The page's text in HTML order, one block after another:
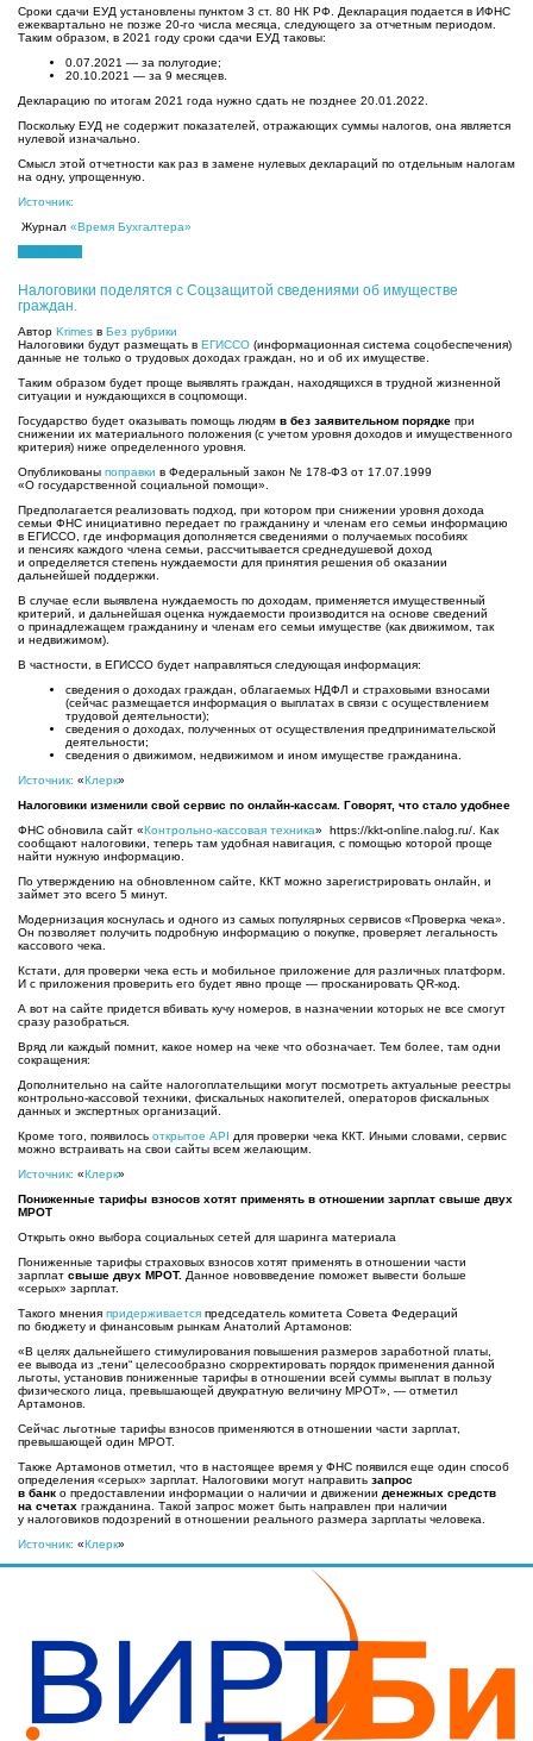
Сроки сдачи ЕУД установлены пунктом 3 ст. 80 НК РФ. Декларация подается в ИФНС
ежеквартально не позже 20-го числа месяца, следующего за отчетным периодом.
Таким образом, в 2021 году сроки сдачи ЕУД таковы:
0.07.2021 — за полугодие;
20.10.2021 — за 9 месяцев.
Декларацию по итогам 2021 года нужно сдать не позднее 20.01.2022.
Поскольку ЕУД не содержит показателей, отражающих суммы налогов, она является
нулевой изначально.
Смысл этой отчетности как раз в замене нулевых деклараций по отдельным налогам
на одну, упрощенную.
Источник:
Журнал «Время Бухгалтера»
Налоговики поделятся с Соцзащитой сведениями об имуществе
граждан.
Автор Krimes в Без рубрики
Налоговики будут размещать в ЕГИССО (информационная система соцобеспечения)
данные не только о трудовых доходах граждан, но и об их имуществе.
Таким образом будет проще выявлять граждан, находящихся в трудной жизненной
ситуации и нуждающихся в соцпомощи.
Государство будет оказывать помощь людям в без заявительном порядке при
снижении их материального положения (с учетом уровня доходов и имущественного
критерия) ниже определенного уровня.
Опубликованы поправки в Федеральный закон № 178-ФЗ от 17.07.1999
«О государственной социальной помощи».
Предполагается реализовать подход, при котором при снижении уровня дохода
семьи ФНС инициативно передает по гражданину и членам его семьи информацию
в ЕГИССО, где информация дополняется сведениями о получаемых пособиях
и пенсиях каждого члена семьи, рассчитывается среднедушевой доход
и определяется степень нуждаемости для принятия решения об оказании
дальнейшей поддержки.
В случае если выявлена нуждаемость по доходам, применяется имущественный
критерий, и дальнейшая оценка нуждаемости производится на основе сведений
о принадлежащем гражданину и членам его семьи имуществе (как движимом, так
и недвижимом).
В частности, в ЕГИССО будет направляться следующая информация:
сведения о доходах граждан, облагаемых НДФЛ и страховыми взносами
(сейчас размещается информация о выплатах в связи с осуществлением
трудовой деятельности);
сведения о доходах, полученных от осуществления предпринимательской
деятельности;
сведения о движимом, недвижимом и ином имуществе гражданина.
Источник: «Клерк»
Налоговики изменили свой сервис по онлайн-кассам. Говорят, что стало удобнее
ФНС обновила сайт «Контрольно-кассовая техника» https://kkt-online.nalog.ru/. Как
сообщают налоговики, теперь там удобная навигация, с помощью которой проще
найти нужную информацию.
По утверждению на обновленном сайте, ККТ можно зарегистрировать онлайн, и
займет это всего 5 минут.
Модернизация коснулась и одного из самых популярных сервисов «Проверка чека».
Он позволяет получить подробную информацию о покупке, проверяет легальность
кассового чека.
Кстати, для проверки чека есть и мобильное приложение для различных платформ.
И с приложения проверить его будет явно проще — просканировать QR-код.
А вот на сайте придется вбивать кучу номеров, в назначении которых не все смогут
сразу разобраться.
Вряд ли каждый помнит, какое номер на чеке что обозначает. Тем более, там одни
сокращения:
Дополнительно на сайте налогоплательщики могут посмотреть актуальные реестры
контрольно-кассовой техники, фискальных накопителей, операторов фискальных
данных и экспертных организаций.
Кроме того, появилось открытое API для проверки чека ККТ. Иными словами, сервис
можно встраивать на свои сайты всем желающим.
Источник: «Клерк»
Пониженные тарифы взносов хотят применять в отношении зарплат свыше двух
МРОТ
Открыть окно выбора социальных сетей для шаринга материала
Пониженные тарифы страховых взносов хотят применять в отношении части
зарплат свыше двух МРОТ. Данное нововведение поможет вывести больше
«серых» зарплат.
Такого мнения придерживается председатель комитета Совета Федераций
по бюджету и финансовым рынкам Анатолий Артамонов:
«В целях дальнейшего стимулирования повышения размеров заработной платы,
ее вывода из „тени“ целесообразно скорректировать порядок применения данной
льготы, установив пониженные тарифы в отношении всей суммы выплат в пользу
физического лица, превышающей двукратную величину МРОТ», — отметил
Артамонов.
Сейчас льготные тарифы взносов применяются в отношении части зарплат,
превышающей один МРОТ.
Также Артамонов отметил, что в настоящее время у ФНС появился еще один способ
определения «серых» зарплат. Налоговики могут направить запрос
в банк о предоставлении информации о наличии и движении денежных средств
на счетах гражданина. Такой запрос может быть направлен при наличии
у налоговиков подозрений в отношении реального размера зарплаты человека.
Источник: «Клерк»